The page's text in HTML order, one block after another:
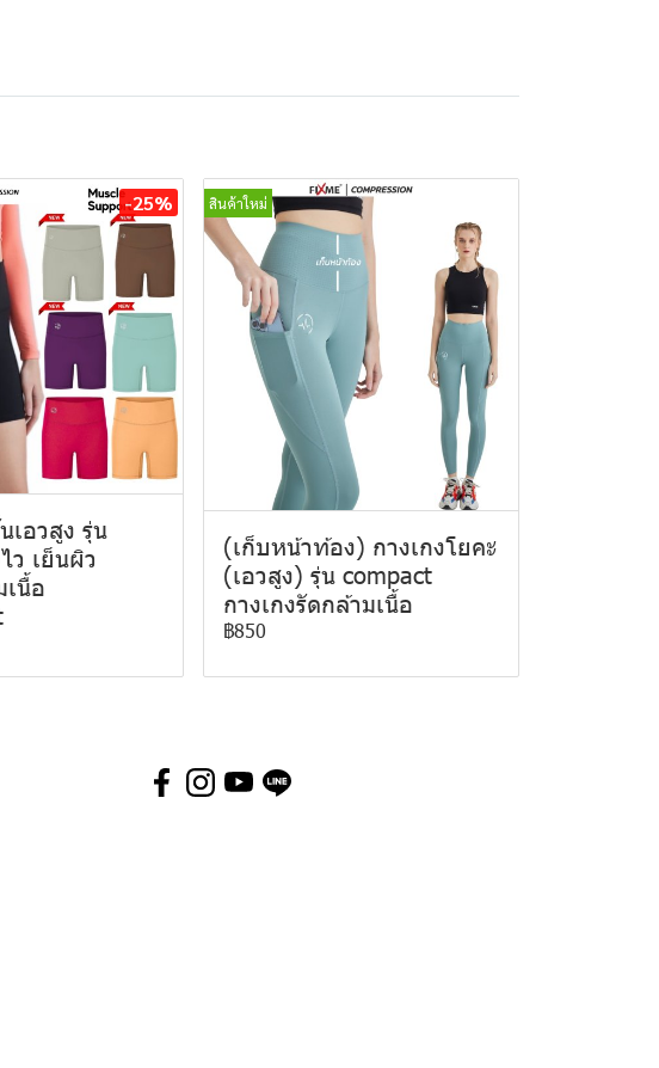
-25%
เอวสูง รุ่น
ว เย็นผิว
นื้อ
สินค้าใหม่
(เก็บหน้าท้อง) กางเกงโยคะ
(เอวสูง) รุ่น compact
กางเกงรัดกล้ามเนื้อ
฿850